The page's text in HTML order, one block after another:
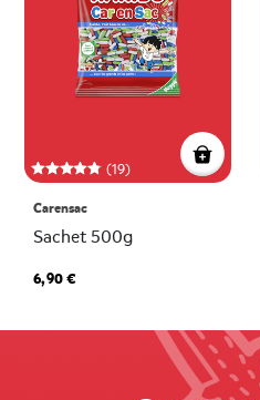
(19)
Carensac
Sachet 500g
6,90 €